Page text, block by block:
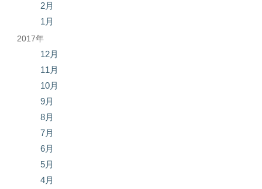
2月
1月
2017年
12月
11月
10月
9月
8月
7月
6月
5月
4月